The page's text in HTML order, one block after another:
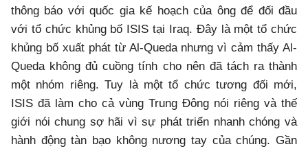
thông báo với quốc gia kế hoạch của ông để đối đầu
với tổ chức khủng bố ISIS tại Iraq. Đây là một tổ chức
khủng bố xuất phát từ Al-Queda nhưng vì cảm thấy Al-
Queda không đủ cuồng tính cho nên đã tách ra thành
một nhóm riêng. Tuy là một tổ chức tương đối mới,
ISIS đã làm cho cả vùng Trung Đông nói riêng và thế
giới nói chung sợ hãi vì sự phát triển nhanh chóng và
hành động tàn bạo không nương tay của chúng. Gần